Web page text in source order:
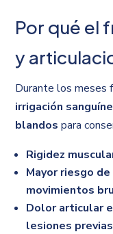
Por qué el
y
Durante los meses
irrigación
blandos para
Rigidez
Mayor riesgo
movimientos
Dolor articular
lesiones